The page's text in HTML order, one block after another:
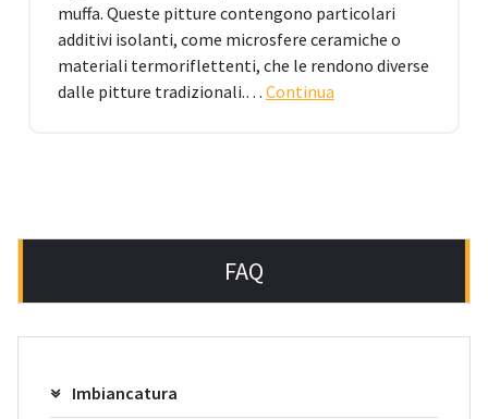
muffa. Queste pitture contengono particolari
additivi isolanti, come microsfere ceramiche o
materiali termoriflettenti, che le rendono diverse
dalle pitture tradizionali.… Continua
FAQ
Imbiancatura